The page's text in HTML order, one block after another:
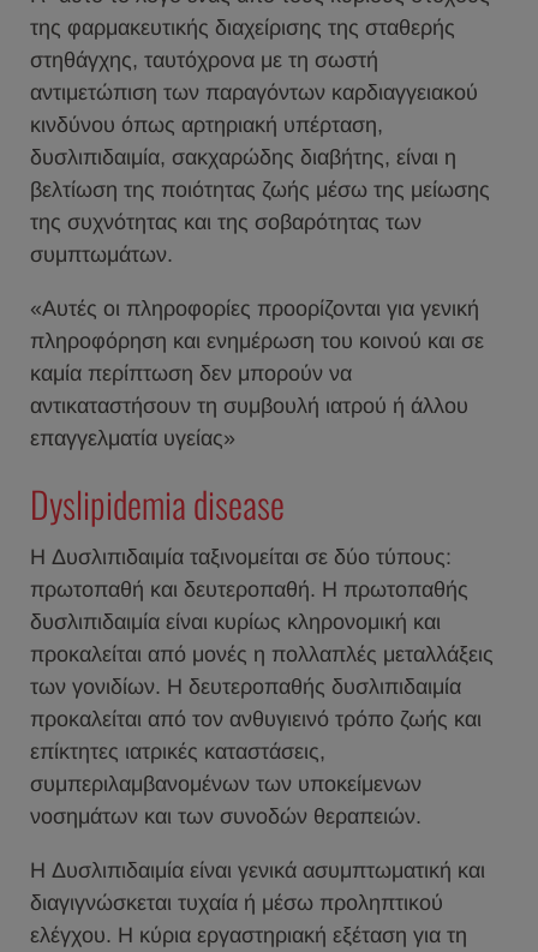
της φαρμακευτικής διαχείρισης της σταθερής
στηθάγχης, ταυτόχρονα με τη σωστή
αντιμετώπιση των παραγόντων καρδιαγγειακού
κινδύνου όπως αρτηριακή υπέρταση,
δυσλιπιδαιμία, σακχαρώδης διαβήτης, είναι η
βελτίωση της ποιότητας ζωής μέσω της μείωσης
της συχνότητας και της σοβαρότητας των
συμπτωμάτων.
«Αυτές οι πληροφορίες προορίζονται για γενική
πληροφόρηση και ενημέρωση του κοινού και σε
καμία περίπτωση δεν μπορούν να
αντικαταστήσουν τη συμβουλή ιατρού ή άλλου
επαγγελματία υγείας»
Dyslipidemia disease
Η Δυσλιπιδαιμία ταξινομείται σε δύο τύπους:
πρωτοπαθή και δευτεροπαθή. Η πρωτοπαθής
δυσλιπιδαιμία είναι κυρίως κληρονομική και
προκαλείται από μονές η πολλαπλές μεταλλάξεις
των γονιδίων. Η δευτεροπαθής δυσλιπιδαιμία
προκαλείται από τον ανθυγιεινό τρόπο ζωής και
επίκτητες ιατρικές καταστάσεις,
συμπεριλαμβανομένων των υποκείμενων
νοσημάτων και των συνοδών θεραπειών.
H Δυσλιπιδαιμία είναι γενικά ασυμπτωματική και
διαγιγνώσκεται τυχαία ή μέσω προληπτικού
ελέγχου. Η κύρια εργαστηριακή εξέταση για τη